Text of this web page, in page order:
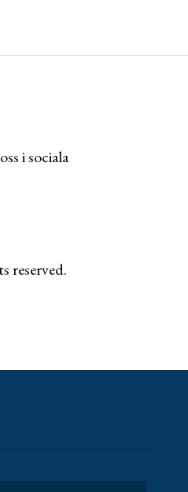
i sociala
reserved.